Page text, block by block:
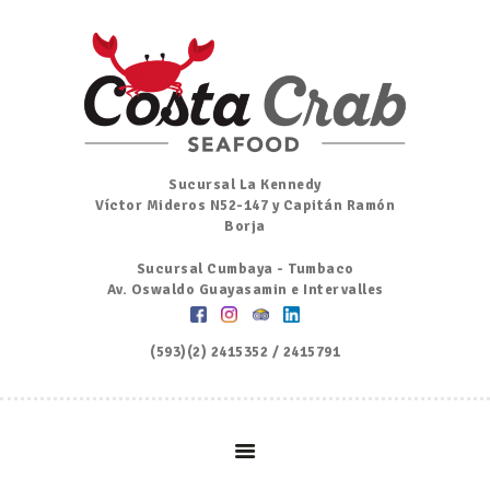
Sucursal La Kennedy
Víctor Mideros N52-147 y Capitán Ramón
Borja
Sucursal Cumbaya - Tumbaco
Av. Oswaldo Guayasamin e Intervalles
(593)(2) 2415352 / 2415791
Inicio
Nosotros
Menú
Ordena por Whatsapp
Promociones